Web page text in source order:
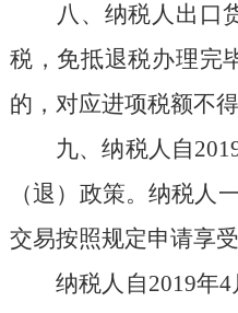
八、纳税人出口货
税，免抵退税办理完
的，对应进项税额不
九、纳税人自
（退）政策。纳税人
交易按照规定申请享
纳税人自2019年4